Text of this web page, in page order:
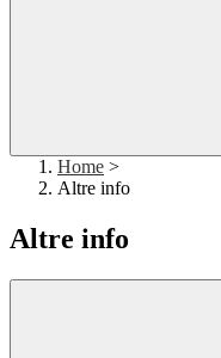
Home >
Altre info
Altre info